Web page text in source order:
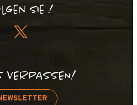
Sie !
VERPASSEN!